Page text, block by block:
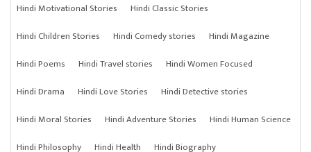
Hindi Motivational Stories
Hindi Classic Stories
Hindi Children Stories
Hindi Comedy stories
Hindi Magazine
Hindi Poems
Hindi Travel stories
Hindi Women Focused
Hindi Drama
Hindi Love Stories
Hindi Detective stories
Hindi Moral Stories
Hindi Adventure Stories
Hindi Human Science
Hindi Philosophy
Hindi Health Hindi Biography